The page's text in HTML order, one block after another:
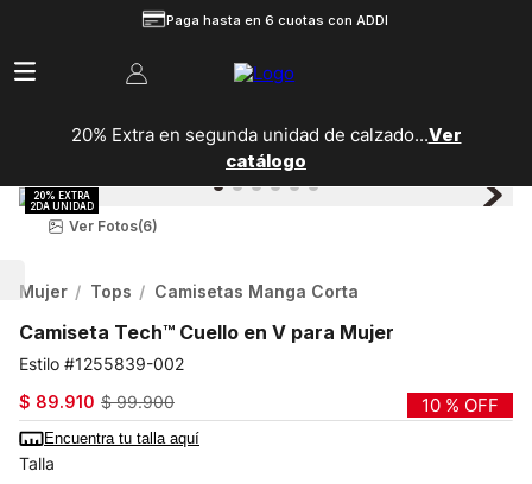
Paga hasta en 6 cuotas con ADDI
20% Extra en segunda unidad de calzado...Ver
catálogo
Ver Fotos(6)
Mujer Tops Camisetas Manga Corta
Camiseta Tech™ Cuello en V para Mujer
1255839-002
$ 89.910 $ 99.900 10 % OFF
Encuentra tu talla aquí
Talla